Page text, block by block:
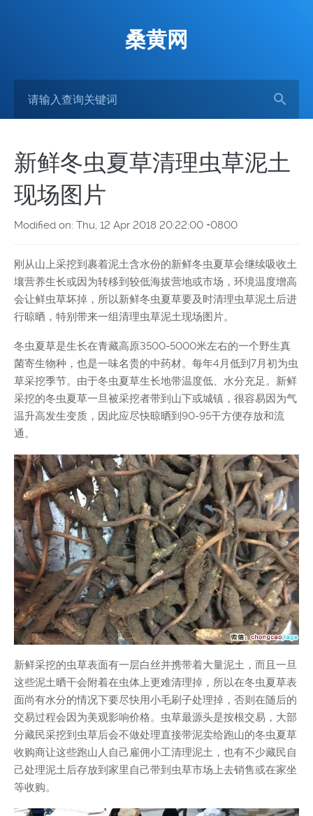
桑黄网
新鲜冬虫夏草清理虫草泥土
现场图片
Modified on: Thu, 12 Apr 2018 20:22:00 +0800
刚从山上采挖到裹着泥土含水份的新鲜冬虫夏草会继续吸收土
壤营养生长或因为转移到较低海拔营地或市场，环境温度增高
会让鲜虫草坏掉，所以新鲜冬虫夏草要及时清理虫草泥土后进
行晾晒，特别带来一组清理虫草泥土现场图片。
冬虫夏草是生长在青藏高原3500-5000米左右的一个野生真
菌寄生物种，也是一味名贵的中药材。每年4月低到7月初为虫
草采挖季节。由于冬虫夏草生长地带温度低、水分充足。新鲜
采挖的冬虫夏草一旦被采挖者带到山下或城镇，很容易因为气
温升高发生变质，因此应尽快晾晒到90-95干方便存放和流
通。
新鲜采挖的虫草表面有一层白丝并携带着大量泥土，而且一旦
这些泥土晒干会附着在虫体上更难清理掉，所以在冬虫夏草表
面尚有水分的情况下要尽快用小毛刷子处理掉，否则在随后的
交易过程会因为美观影响价格。虫草最源头是按根交易，大部
分藏民采挖到虫草后会不做处理直接带泥卖给跑山的冬虫夏草
收购商让这些跑山人自己雇佣小工清理泥土，也有不少藏民自
己处理泥土后存放到家里自己带到虫草市场上去销售或在家坐
等收购。